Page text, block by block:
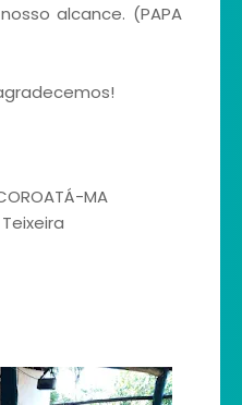
alcance. (PAPA
MA